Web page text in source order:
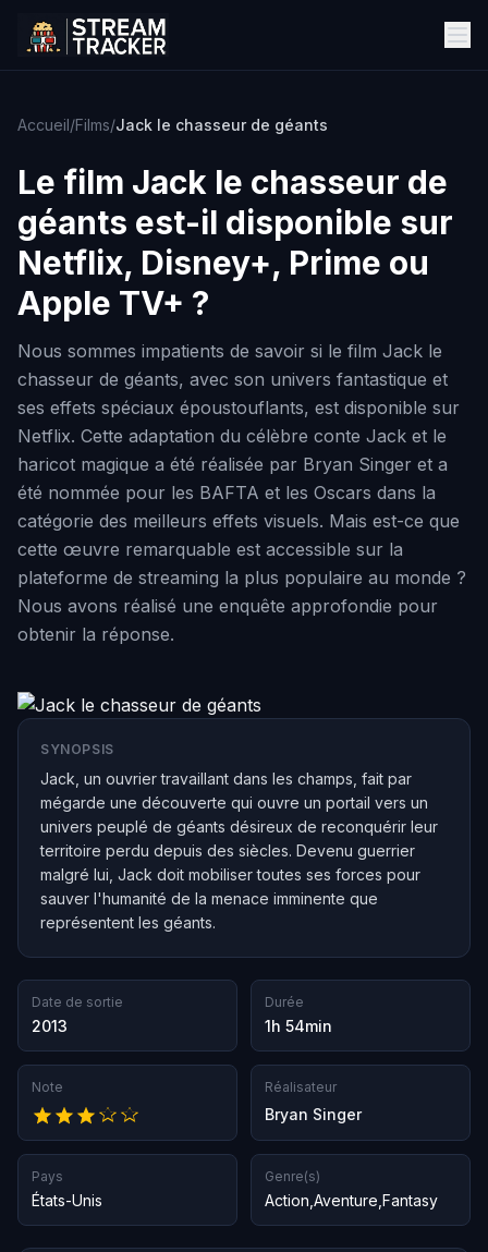
Accueil/Films/Jack le chasseur de géants
Le film Jack le chasseur de
géants est-il disponible sur
Netflix, Disney+, Prime ou
Apple TV+ ?
Nous sommes impatients de savoir si le film Jack le
chasseur de géants, avec son univers fantastique et
ses effets spéciaux époustouflants, est disponible sur
Netflix. Cette adaptation du célèbre conte Jack et le
haricot magique a été réalisée par Bryan Singer et a
été nommée pour les BAFTA et les Oscars dans la
catégorie des meilleurs effets visuels. Mais est-ce que
cette œuvre remarquable est accessible sur la
plateforme de streaming la plus populaire au monde ?
Nous avons réalisé une enquête approfondie pour
obtenir la réponse.
SYNOPSIS
Jack, un ouvrier travaillant dans les champs, fait par
mégarde une découverte qui ouvre un portail vers un
univers peuplé de géants désireux de reconquérir leur
territoire perdu depuis des siècles. Devenu guerrier
malgré lui, Jack doit mobiliser toutes ses forces pour
sauver l'humanité de la menace imminente que
représentent les géants.
Date de sortie
2013
Durée
1h 54min
Note Réalisateur
Bryan Singer
Pays
États-Unis
Genre(s)
Action Aventure Fantasy